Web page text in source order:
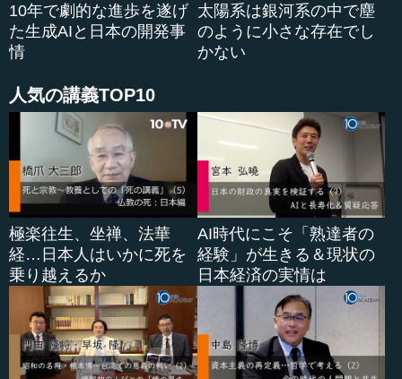
ないの？」といっても、自動車は人間から比べれば基本的
に何メートルも先にあり、そんなに近いわけではありませ
ん。ところが、VRのヘッドマウンテッドディスプレイは人
10年で劇的な進歩を遂げ
た生成AIと日本の開発事
情
太陽系は銀河系の中で塵
のように小さな存在でし
かない
人気の講義TOP10
極楽往生、坐禅、法華
経…日本人はいかに死を
乗り越えるか
AI時代にこそ「熟達者の
経験」が生きる＆現状の
日本経済の実情は